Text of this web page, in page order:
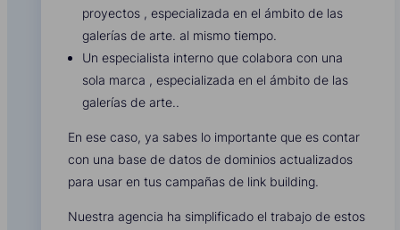
proyectos , especializada en el ámbito de las
galerías de arte. al mismo tiempo.
Un especialista interno que colabora con una
sola marca , especializada en el ámbito de las
galerías de arte..
En ese caso, ya sabes lo importante que es contar
con una base de datos de dominios actualizados
para usar en tus campañas de link building.
Nuestra agencia ha simplificado el trabajo de estos